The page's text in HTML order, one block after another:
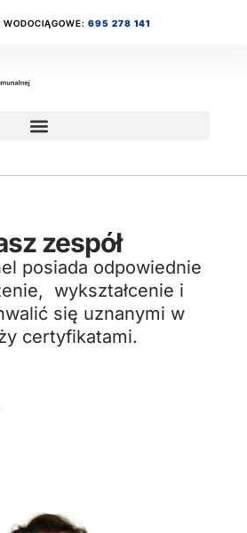
WODOCIĄGOWE: 695 278 141
zespół
posiada odpowiednie
wykształcenie i
się uznanymi w
certyfikatami.